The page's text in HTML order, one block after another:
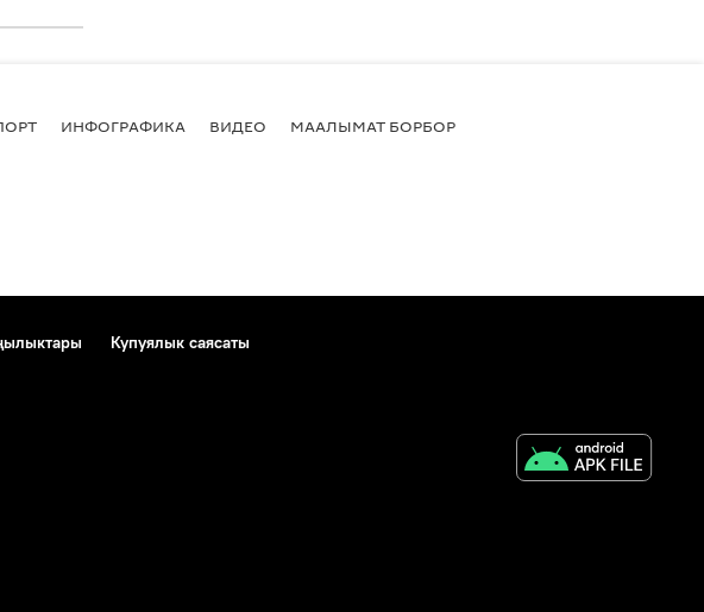
ИНФОГРАФИКА ВИДЕО МААЛЫМАТ БОРБОР
Купуялык саясаты